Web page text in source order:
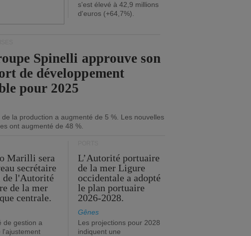
s'est élevé à 42,9 millions
d'euros (+64,7%).
Spinelli approuve son
de développement
pour 2025
de la production a augmenté de 5 %. Les nouvelles
ont augmenté de 48 %.
Marilli sera
secrétaire
de l'Autorité
de la mer
centrale.
de gestion a
l'ajustement
L’Autorité portuaire
de la mer Ligure
occidentale a adopté
le plan portuaire
2026-2028.
Gênes
Les projections pour 2028
indiquent une